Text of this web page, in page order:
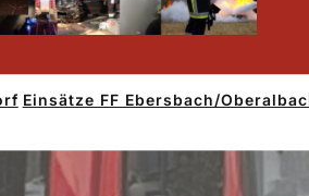
Einsätze FF Ebersbach/